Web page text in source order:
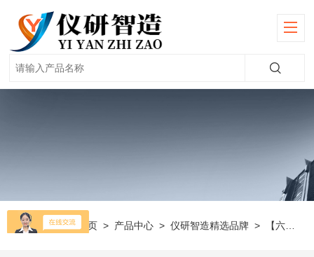
当前位置： 首页 > 产品中心 >仪研智造精选品牌 > 【六一】电泳仪